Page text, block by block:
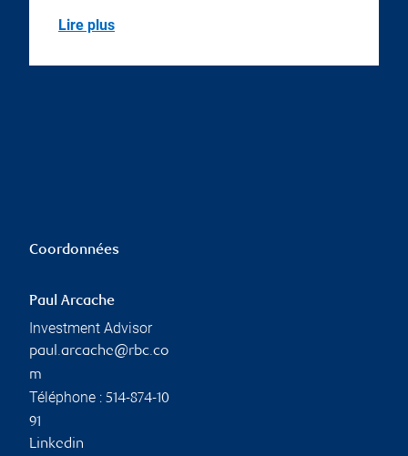
Lire plus
Coordonnées
Paul Arcache
Investment Advisor
paul.arcache@rbc.co
m
Téléphone : 514-874-10
91
Linkedin